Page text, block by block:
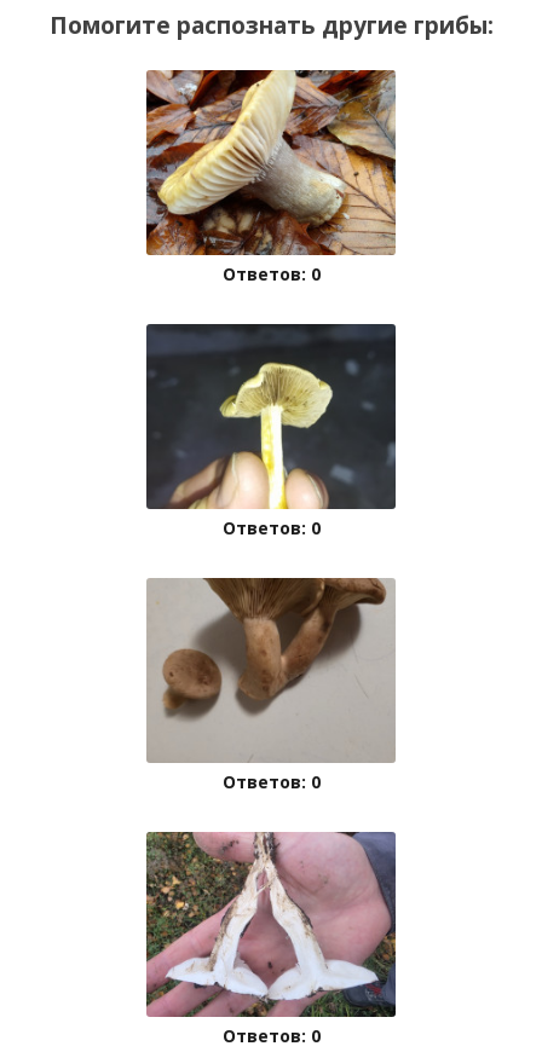
Помогите распознать другие грибы:
Ответов: 0
Ответов: 0
Ответов: 0
Ответов: 0